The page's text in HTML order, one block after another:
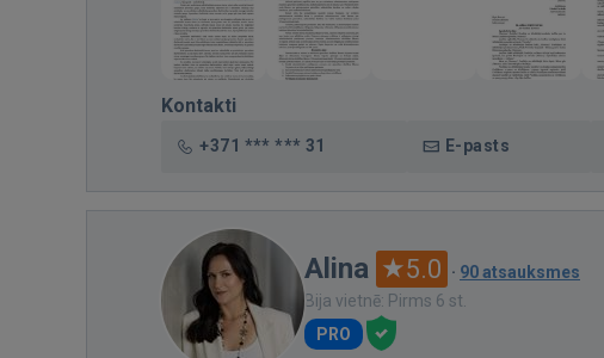
Kontakti
+371 *** *** 31 E-pasts
Alina 5.0 · 90 atsauksmes
Bija vietnē: Pirms 6 st.
PRO